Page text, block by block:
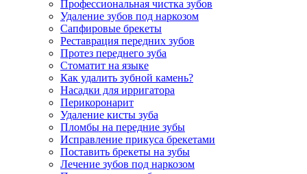
Профессиональная чистка зубов
Удаление зубов под наркозом
Сапфировые брекеты
Реставрация передних зубов
Протез переднего зуба
Стоматит на языке
Как удалить зубной камень?
Насадки для ирригатора
Перикоронарит
Удаление кисты зуба
Пломбы на передние зубы
Исправление прикуса брекетами
Поставить брекеты на зубы
Лечение зубов под наркозом